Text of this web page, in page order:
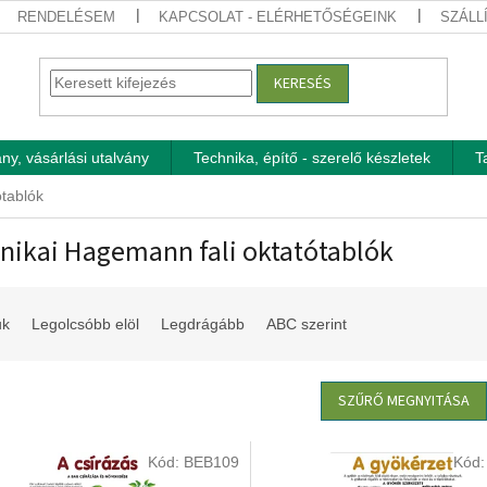
RENDELÉSEM KAPCSOLAT - ELÉRHETŐSÉGEINK
KERESÉS
vásárlási utalvány Technika, építő - szerelő készletek
Hagemann fali oktatótablók
Legolcsóbb elöl Legdrágább ABC szerint
SZŰRŐ MEGNYITÁSA
Kód: BEB109 Kód: